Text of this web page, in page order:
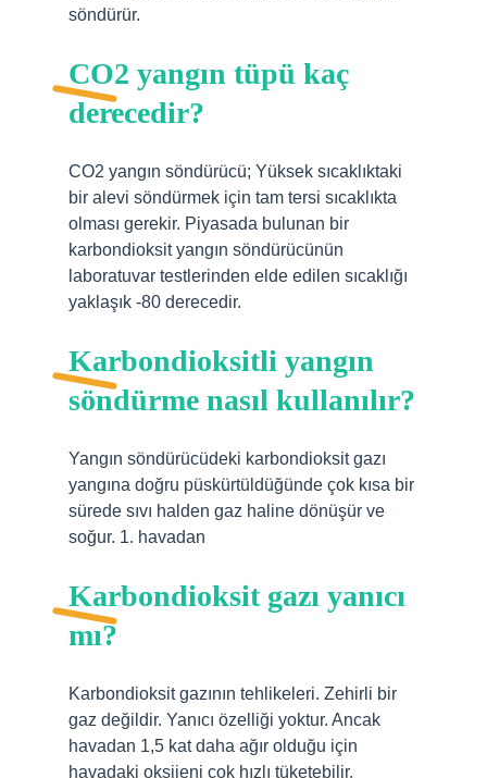
söndürür.
CO2 yangın tüpü kaç
derecedir?
CO2 yangın söndürücü; Yüksek sıcaklıktaki
bir alevi söndürmek için tam tersi sıcaklıkta
olması gerekir. Piyasada bulunan bir
karbondioksit yangın söndürücünün
laboratuvar testlerinden elde edilen sıcaklığı
yaklaşık -80 derecedir.
Karbondioksitli yangın
söndürme nasıl kullanılır?
Yangın söndürücüdeki karbondioksit gazı
yangına doğru püskürtüldüğünde çok kısa bir
sürede sıvı halden gaz haline dönüşür ve
soğur. 1. havadan
Karbondioksit gazı yanıcı
mı?
Karbondioksit gazının tehlikeleri. Zehirli bir
gaz değildir. Yanıcı özelliği yoktur. Ancak
havadan 1,5 kat daha ağır olduğu için
havadaki oksijeni çok hızlı tüketebilir.